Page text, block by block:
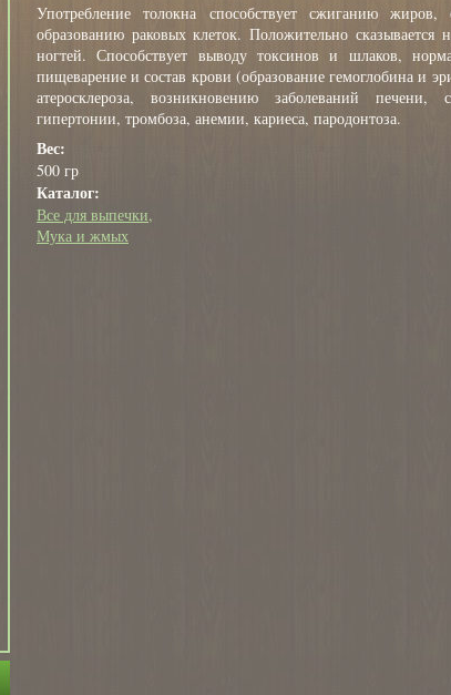
Употребление толокна способствует сжиганию жиров,
образованию раковых клеток. Положительно
ногтей. Способствует выводу токсинов и шлаков,
пищеварение и состав крови (образование гемоглобина и
атеросклероза, возникновению заболеваний
гипертонии, тромбоза, анемии, кариеса, пародонтоза.
Вес:
500 гр
Каталог:
Все для выпечки
Мука и жмых